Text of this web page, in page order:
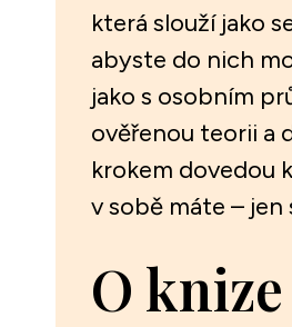
která slouží jako
abyste do nich
jako s osobním
ověřenou teorii a
krokem dovedou
v sobě máte –
O knize